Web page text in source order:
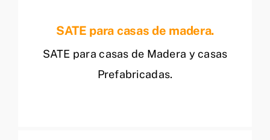
SATE para casas de madera.
SATE para casas de Madera y casas
Prefabricadas.